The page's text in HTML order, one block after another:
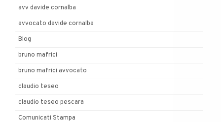
avv davide cornalba
avvocato davide cornalba
Blog
bruno mafrici
bruno mafrici avvocato
claudio teseo
claudio teseo pescara
Comunicati Stampa